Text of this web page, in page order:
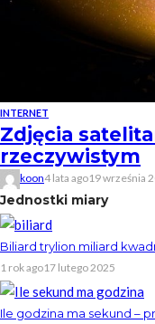
INTERNET
Zdjęcia
rzeczywistym
koon4 lata ago19 września
Jednostki miary
Biliard trylion miliard
1 rok ago17 lutego 2025
Ile godzina ma sekund –